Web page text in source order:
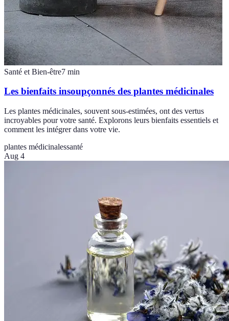
Santé et Bien-être7 min
Les bienfaits insoupçonnés des plantes médicinales
Les plantes médicinales, souvent sous-estimées, ont des vertus
incroyables pour votre santé. Explorons leurs bienfaits essentiels et
comment les intégrer dans votre vie.
plantes médicinalessanté
Aug 4